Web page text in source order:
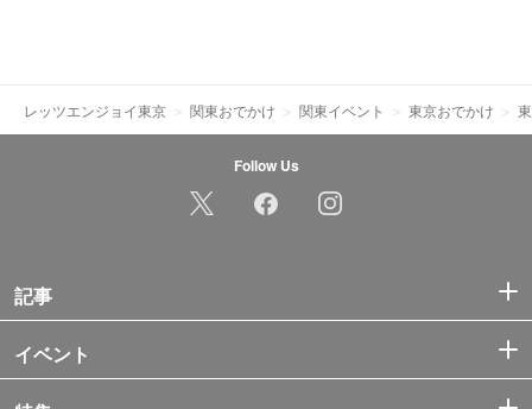
レッツエンジョイ東京 関東おでかけ 関東イベント 東京おでかけ
Follow Us
記事
イベント